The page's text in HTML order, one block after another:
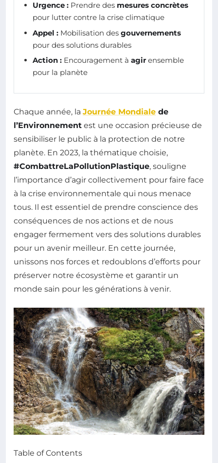
Urgence : Prendre des mesures concrètes
pour lutter contre la crise climatique
Appel : Mobilisation des gouvernements
pour des solutions durables
Action : Encouragement à agir ensemble
pour la planète
Chaque année, la Journée Mondiale de
l’Environnement est une occasion précieuse de
sensibiliser le public à la protection de notre
planète. En 2023, la thématique choisie,
#CombattreLaPollutionPlastique, souligne
l’importance d’agir collectivement pour faire face
à la crise environnementale qui nous menace
tous. Il est essentiel de prendre conscience des
conséquences de nos actions et de nous
engager fermement vers des solutions durables
pour un avenir meilleur. En cette journée,
unissons nos forces et redoublons d’efforts pour
préserver notre écosystème et garantir un
monde sain pour les générations à venir.
Table of Contents